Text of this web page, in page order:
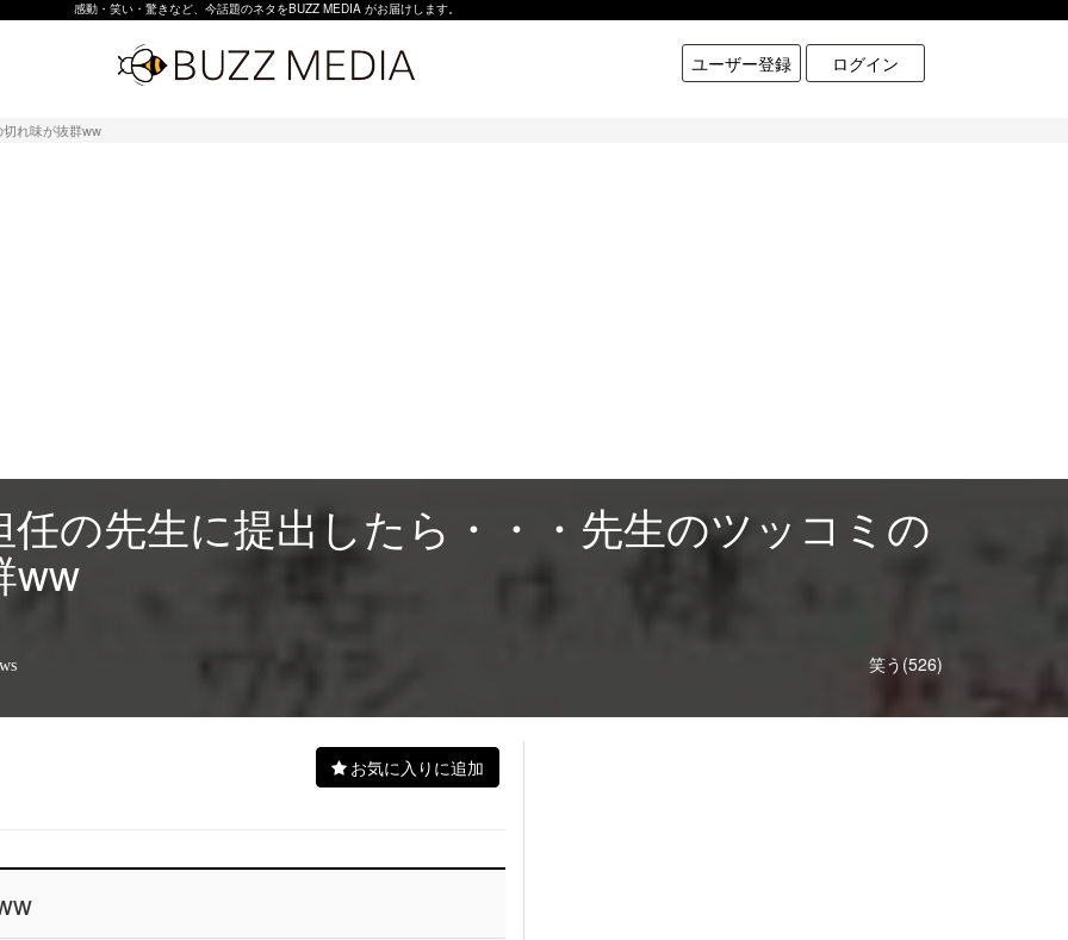
感動・笑い・驚きなど、今話題のネタをBUZZ MEDIA がお届けします。
ユーザー登録 ログイン
れ味が抜群ww
任の先生に提出したら・・・先生のツッコミの
ww
笑う(526)
お気に入りに追加